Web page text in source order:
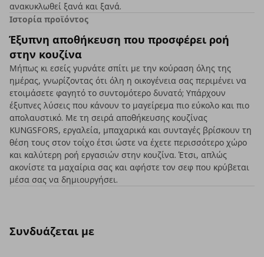
ανακυκλωθεί ξανά και ξανά.
Ιστορία προϊόντος
Έξυπνη αποθήκευση που προσφέρει ροή
στην κουζίνα
Μήπως κι εσείς γυρνάτε σπίτι με την κούραση όλης της
ημέρας, γνωρίζοντας ότι όλη η οικογένεια σας περιμένει να
ετοιμάσετε φαγητό το συντομότερο δυνατό; Υπάρχουν
έξυπνες λύσεις που κάνουν το μαγείρεμα πιο εύκολο και πιο
απολαυστικό. Με τη σειρά αποθήκευσης κουζίνας
KUNGSFORS, εργαλεία, μπαχαρικά και συνταγές βρίσκουν τη
θέση τους στον τοίχο έτσι ώστε να έχετε περισσότερο χώρο
και καλύτερη ροή εργασιών στην κουζίνα. Έτσι, απλώς
ακονίστε τα μαχαίρια σας και αφήστε τον σεφ που κρύβεται
μέσα σας να δημιουργήσει.
Συνδυάζεται με